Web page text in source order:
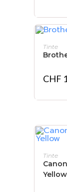
Tinte
CHF
Tinte
Yellow